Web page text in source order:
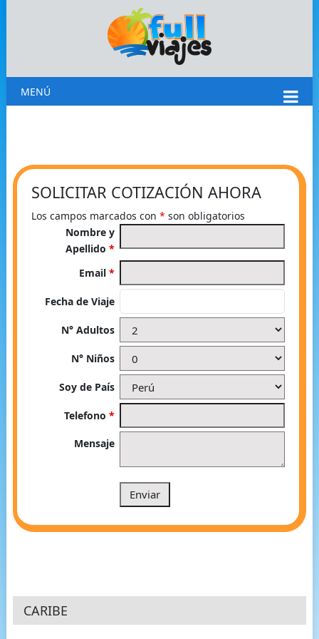
MENÚ
SOLICITAR COTIZACIÓN AHORA
Los campos marcados con * son obligatorios
Nombre y
Apellido*
Email*
Fecha de Viaje
N° Adultos
N° Niños
Soy de País
Telefono*
Mensaje
CARIBE